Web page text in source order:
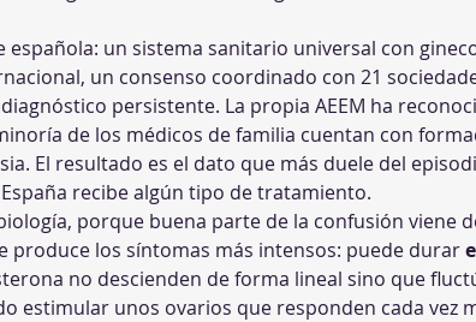
un sistema sanitario universal con
un consenso coordinado con 21
persistente. La propia AEEM ha
de los médicos de familia cuentan con
El resultado es el dato que más duele del
recibe algún tipo de tratamiento.
porque buena parte de la confusión viene
produce los síntomas más intensos: puede durar
no descienden de forma lineal sino que
estimular unos ovarios que responden cada vez